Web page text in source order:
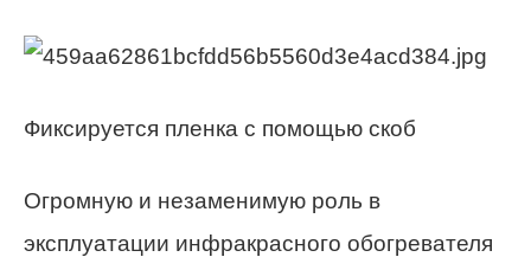
Фиксируется пленка с помощью скоб
Огромную и незаменимую роль в
эксплуатации инфракрасного обогревателя